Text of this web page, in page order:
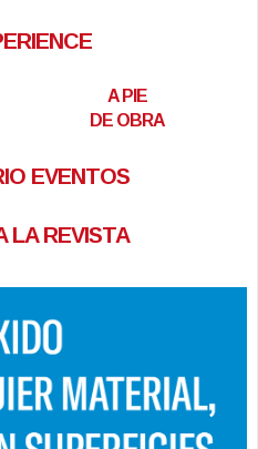
A PIE
DE OBRA
EVENTOS
LA REVISTA